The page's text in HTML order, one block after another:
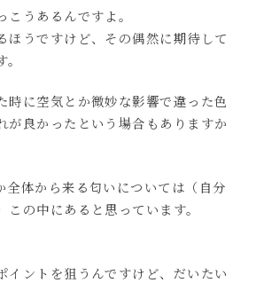
うあるんですよ。
ほうですけど、その偶然に期待して
時に空気とか微妙な影響で違った色
が良かったという場合もありますか
全体から来る匂いについては（自分
の中にあると思っています。
イントを狙うんですけど、だいたい